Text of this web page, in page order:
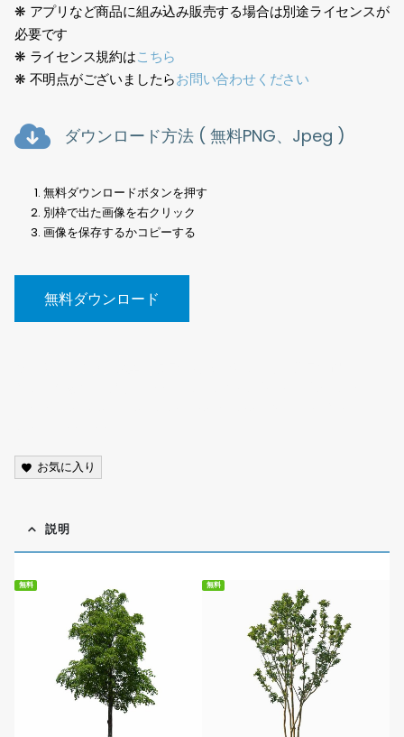
❋ アプリなど商品に組み込み販売する場合は別途ライセンスが
必要です
❋ ライセンス規約はこちら
❋ 不明点がございましたらお問い合わせください
ダウンロード方法 ( 無料PNG、Jpeg )
無料ダウンロードボタンを押す
別枠で出た画像を右クリック
画像を保存するかコピーする
無料ダウンロード
お気に入り
説明
無料
無料ダウンロード
無料
無料ダウンロード